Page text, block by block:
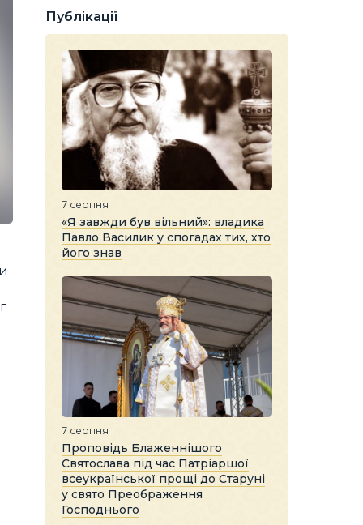
Публікації
7 серпня
«Я завжди був вільний»: владика
Павло Василик у спогадах тих, хто
його знав
7 серпня
Проповідь Блаженнішого
Святослава під час Патріаршої
всеукраїнської прощі до Старуні
у свято Преображення
Господнього